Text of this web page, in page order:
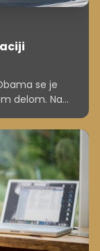
se je
delom. Na